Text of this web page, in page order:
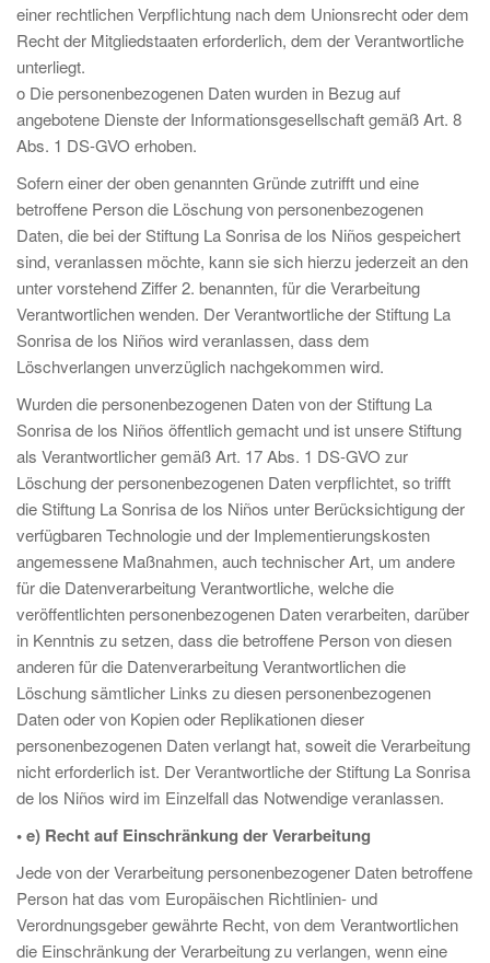
einer rechtlichen Verpflichtung nach dem Unionsrecht oder dem
Recht der Mitgliedstaaten erforderlich, dem der Verantwortliche
unterliegt.
o Die personenbezogenen Daten wurden in Bezug auf
angebotene Dienste der Informationsgesellschaft gemäß Art. 8
Abs. 1 DS-GVO erhoben.
Sofern einer der oben genannten Gründe zutrifft und eine
betroffene Person die Löschung von personenbezogenen
Daten, die bei der Stiftung La Sonrisa de los Niños gespeichert
sind, veranlassen möchte, kann sie sich hierzu jederzeit an den
unter vorstehend Ziffer 2. benannten, für die Verarbeitung
Verantwortlichen wenden. Der Verantwortliche der Stiftung La
Sonrisa de los Niños wird veranlassen, dass dem
Löschverlangen unverzüglich nachgekommen wird.
Wurden die personenbezogenen Daten von der Stiftung La
Sonrisa de los Niños öffentlich gemacht und ist unsere Stiftung
als Verantwortlicher gemäß Art. 17 Abs. 1 DS-GVO zur
Löschung der personenbezogenen Daten verpflichtet, so trifft
die Stiftung La Sonrisa de los Niños unter Berücksichtigung der
verfügbaren Technologie und der Implementierungskosten
angemessene Maßnahmen, auch technischer Art, um andere
für die Datenverarbeitung Verantwortliche, welche die
veröffentlichten personenbezogenen Daten verarbeiten, darüber
in Kenntnis zu setzen, dass die betroffene Person von diesen
anderen für die Datenverarbeitung Verantwortlichen die
Löschung sämtlicher Links zu diesen personenbezogenen
Daten oder von Kopien oder Replikationen dieser
personenbezogenen Daten verlangt hat, soweit die Verarbeitung
nicht erforderlich ist. Der Verantwortliche der Stiftung La Sonrisa
de los Niños wird im Einzelfall das Notwendige veranlassen.
• e) Recht auf Einschränkung der Verarbeitung
Jede von der Verarbeitung personenbezogener Daten betroffene
Person hat das vom Europäischen Richtlinien- und
Verordnungsgeber gewährte Recht, von dem Verantwortlichen
die Einschränkung der Verarbeitung zu verlangen, wenn eine